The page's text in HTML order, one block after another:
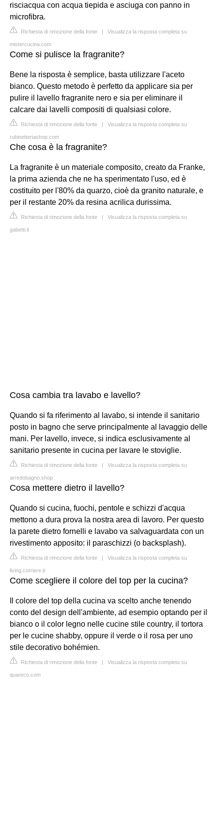
risciacqua con acqua tiepida e asciuga con panno in
microfibra.
Richiesta di rimozione della fonte | Visualizza la risposta completa su
mistercucina.com
Come si pulisce la fragranite?
Bene la risposta è semplice, basta utilizzare l'aceto
bianco. Questo metodo è perfetto da applicare sia per
pulire il lavello fragranite nero e sia per eliminare il
calcare dai lavelli compositi di qualsiasi colore.
Richiesta di rimozione della fonte | Visualizza la risposta completa su
rubinetteriashop.com
Che cosa è la fragranite?
La fragranite è un materiale composito, creato da Franke,
la prima azienda che ne ha sperimentato l'uso, ed è
costituito per l'80% da quarzo, cioè da granito naturale, e
per il restante 20% da resina acrilica durissima.
Richiesta di rimozione della fonte | Visualizza la risposta completa su
gabetti.it
Cosa cambia tra lavabo e lavello?
Quando si fa riferimento al lavabo, si intende il sanitario
posto in bagno che serve principalmente al lavaggio delle
mani. Per lavello, invece, si indica esclusivamente al
sanitario presente in cucina per lavare le stoviglie.
Richiesta di rimozione della fonte | Visualizza la risposta completa su
arredobagno.shop
Cosa mettere dietro il lavello?
Quando si cucina, fuochi, pentole e schizzi d'acqua
mettono a dura prova la nostra area di lavoro. Per questo
la parete dietro fornelli e lavabo va salvaguardata con un
rivestimento apposito: il paraschizzi (o backsplash).
Richiesta di rimozione della fonte | Visualizza la risposta completa su
living.corriere.it
Come scegliere il colore del top per la cucina?
Il colore del top della cucina va scelto anche tenendo
conto del design dell'ambiente, ad esempio optando per il
bianco o il color legno nelle cucine stile country, il tortora
per le cucine shabby, oppure il verde o il rosa per uno
stile decorativo bohémien.
Richiesta di rimozione della fonte | Visualizza la risposta completa su
quareco.com